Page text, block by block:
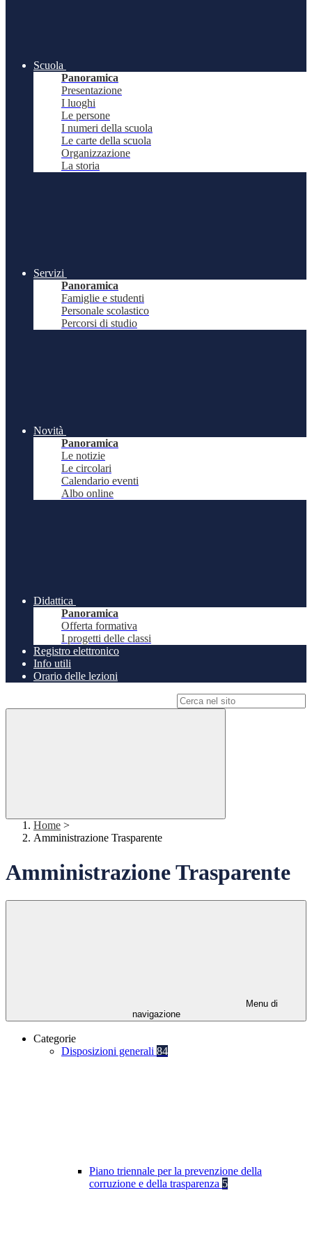
Scuola
Panoramica
Presentazione
I luoghi
Le persone
I numeri della scuola
Le carte della scuola
Organizzazione
La storia
Servizi
Panoramica
Famiglie e studenti
Personale scolastico
Percorsi di studio
Novità
Panoramica
Le notizie
Le circolari
Calendario eventi
Albo online
Didattica
Panoramica
Offerta formativa
I progetti delle classi
Registro elettronico
Info utili
Orario delle lezioni
Home >
Amministrazione Trasparente
Amministrazione Trasparente
Menu di
navigazione
Categorie
Disposizioni generali 84
Piano triennale per la prevenzione della
corruzione e della trasparenza 5